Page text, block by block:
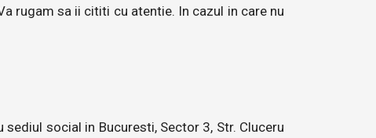
rugam sa ii cititi cu atentie. In cazul in care nu
social in Bucuresti, Sector 3, Str. Cluceru